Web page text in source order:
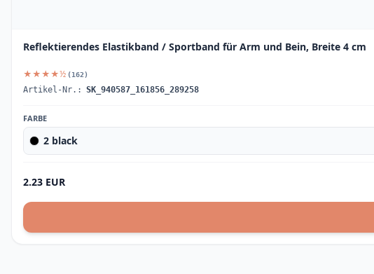
Reflektierendes Elastikband / Sportband für Arm und Bein, Breite 4 cm
★★★★½ (162)
Artikel-Nr.: SK_940587_161856_289258
FARBE
2 black
2.23 EUR